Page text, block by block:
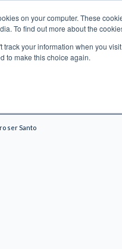
on your computer. These
To find out more about the
track your information when you
to make this choice again.
Search
PROGRAMS LECTIO
CUSTOMERS: If you reside in
ser Santo